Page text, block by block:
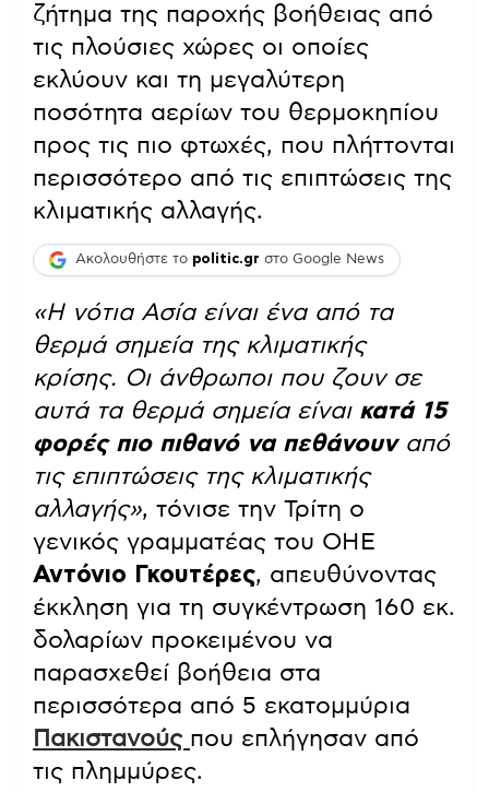
ζήτημα της παροχής βοήθειας από
τις πλούσιες χώρες οι οποίες
εκλύουν και τη μεγαλύτερη
ποσότητα αερίων του θερμοκηπίου
προς τις πιο φτωχές, που πλήττονται
περισσότερο από τις επιπτώσεις της
κλιματικής αλλαγής.
Ακολουθήστε το politic.gr στο Google News
«Η νότια Ασία είναι ένα από τα
θερμά σημεία της κλιματικής
κρίσης. Οι άνθρωποι που ζουν σε
αυτά τα θερμά σημεία είναι κατά 15
φορές πιο πιθανό να πεθάνουναπό
τις επιπτώσεις της κλιματικής
αλλαγής», τόνισε την Τρίτη ο
γενικός γραμματέας του ΟΗΕ
Αντόνιο Γκουτέρες, απευθύνοντας
έκκληση για τη συγκέντρωση 160 εκ.
δολαρίων προκειμένου να
παρασχεθεί βοήθεια στα
περισσότερα από 5 εκατομμύρια
Πακιστανούς που επλήγησαν από
τις πλημμύρες.